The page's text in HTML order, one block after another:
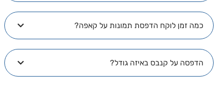
זמן לוקח הדפסת תמונות על קאפה?
על קנבס באיזה גודל?